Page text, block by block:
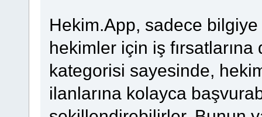
Hekim.App, sadece
hekimler için iş
kategorisi sayesinde,
ilanlarına kolayca